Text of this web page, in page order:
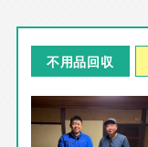
不用品回収